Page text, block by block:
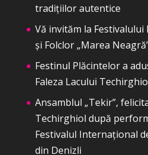
tradițiilor autentice
Vă invităm la
și Folclor „Marea
Festinul Plăcintelor a
Faleza Lacului
Ansamblul „Tekir”,
Techirghiol după
Festivalul Internațional
din Denizli